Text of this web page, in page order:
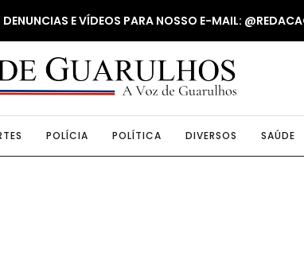
DENUNCIAS E VÍDEOS PARA NOSSO E-MAIL:
POLÍCIA POLÍTICA DIVERSOS SAÚDE